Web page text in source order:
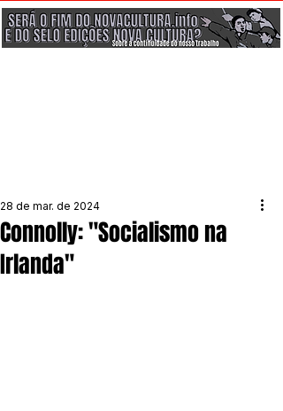
Connolly: "Socialismo na
Irlanda"
28 de mar. de 2024